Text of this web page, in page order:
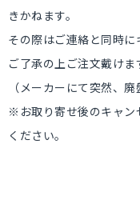
きかねます。
その際はご連絡と同時
ご了承の上ご注文戴けま
（メーカーにて突然、
※お取り寄せ後のキャン
ください。